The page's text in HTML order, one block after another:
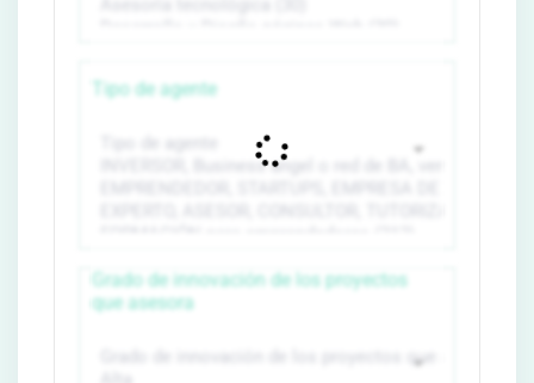
Tipo de agente
Grado de innovación de los proyectos
que asesora